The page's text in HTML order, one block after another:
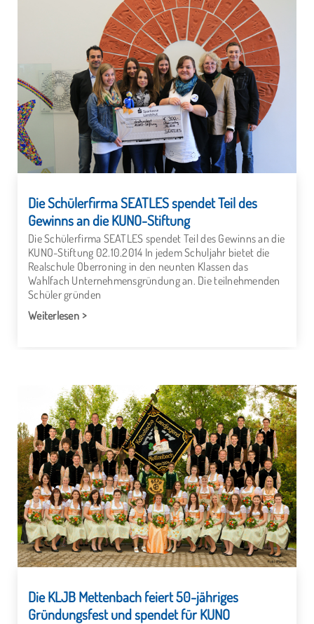
Die Schülerfirma SEATLES spendet Teil des
Gewinns an die KUNO-Stiftung
Die Schülerfirma SEATLES spendet Teil des Gewinns an die
KUNO-Stiftung 02.10.2014 In jedem Schuljahr bietet die
Realschule Oberroning in den neunten Klassen das
Wahlfach Unternehmensgründung an. Die teilnehmenden
Schüler gründen
Weiterlesen
Die KLJB Mettenbach feiert 50-jähriges
Gründungsfest und spendet für KUNO